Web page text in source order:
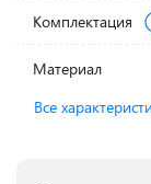
Комплектация
Материал
Все